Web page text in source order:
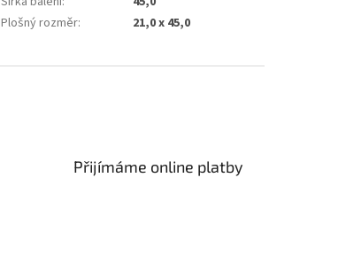
Plošný rozměr: 21,0 x 45,0
Přijímáme online platby